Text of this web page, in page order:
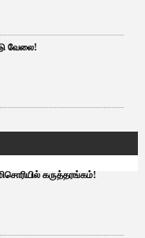
வேலை!
கருத்தரங்கம்!